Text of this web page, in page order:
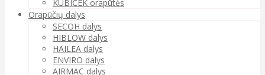
KUBIČEK orapūtės
Orapūčių dalys
SECOH dalys
HIBLOW dalys
HAILEA dalys
ENVIRO dalys
AIRMAC dalys